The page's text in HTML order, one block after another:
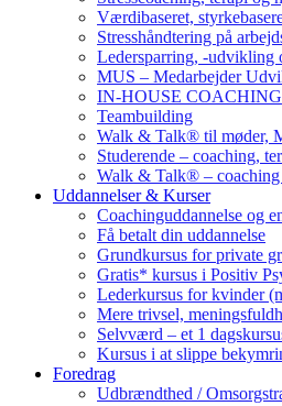
Værdibaseret,
Stresshåndtering på
Ledersparring, -udvikling
MUS – Medarbejder
IN-HOUSE COACHING
Teambuilding
Walk & Talk® til møder,
Studerende – coaching,
Walk & Talk® – coaching
Uddannelser & Kurser
Coachinguddannelse og
Få betalt din uddannelse
Grundkursus for private
Gratis* kursus i Positiv
Lederkursus for kvinder
Mere trivsel,
Selvværd – et 1
Kursus i at slippe
Foredrag
Udbrændthed /